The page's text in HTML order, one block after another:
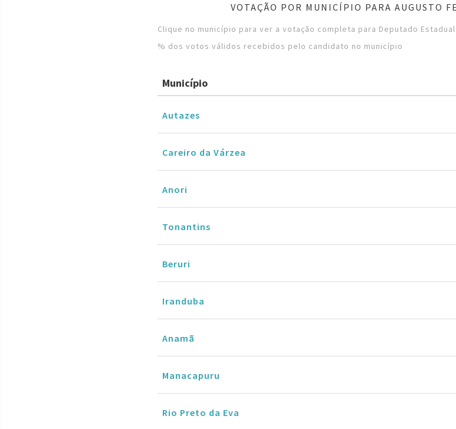
VOTAÇÃO POR MUNICÍPIO PARA AUGUSTO
Clique no município para ver a votação completa para Deputado
% dos votos válidos recebidos pelo candidato no município
Município
Autazes
Careiro da Várzea
Anori
Tonantins
Beruri
Iranduba
Anamã
Manacapuru
Rio Preto da Eva